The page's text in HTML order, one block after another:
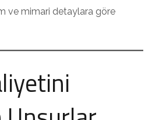
ve mimari detaylara göre